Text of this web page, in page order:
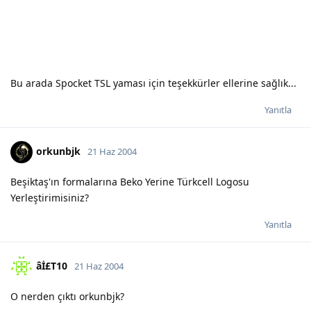
Bu arada Spocket TSL yaması için teşekkürler ellerine sağlık...
Yanıtla
orkunbjk 21 Haz 2004
Beşiktaş'ın formalarına Beko Yerine Türkcell Logosu
Yerleştirimisiniz?
Yanıtla
âİ£T10 21 Haz 2004
O nerden çıktı orkunbjk?